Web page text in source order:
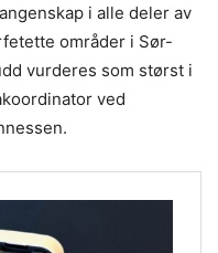
i alle deler av
områder i Sør-
vurderes som størst i
ved